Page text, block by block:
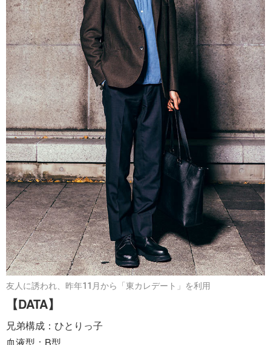
友人に誘われ、昨年11月から「東カレデート」を利用
【DATA】
兄弟構成：ひとりっ子